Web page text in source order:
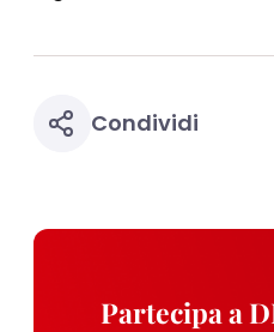
Condividi
Partecipa a